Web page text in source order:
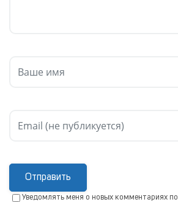
Отправить
Уведомлять меня о новых комментариях